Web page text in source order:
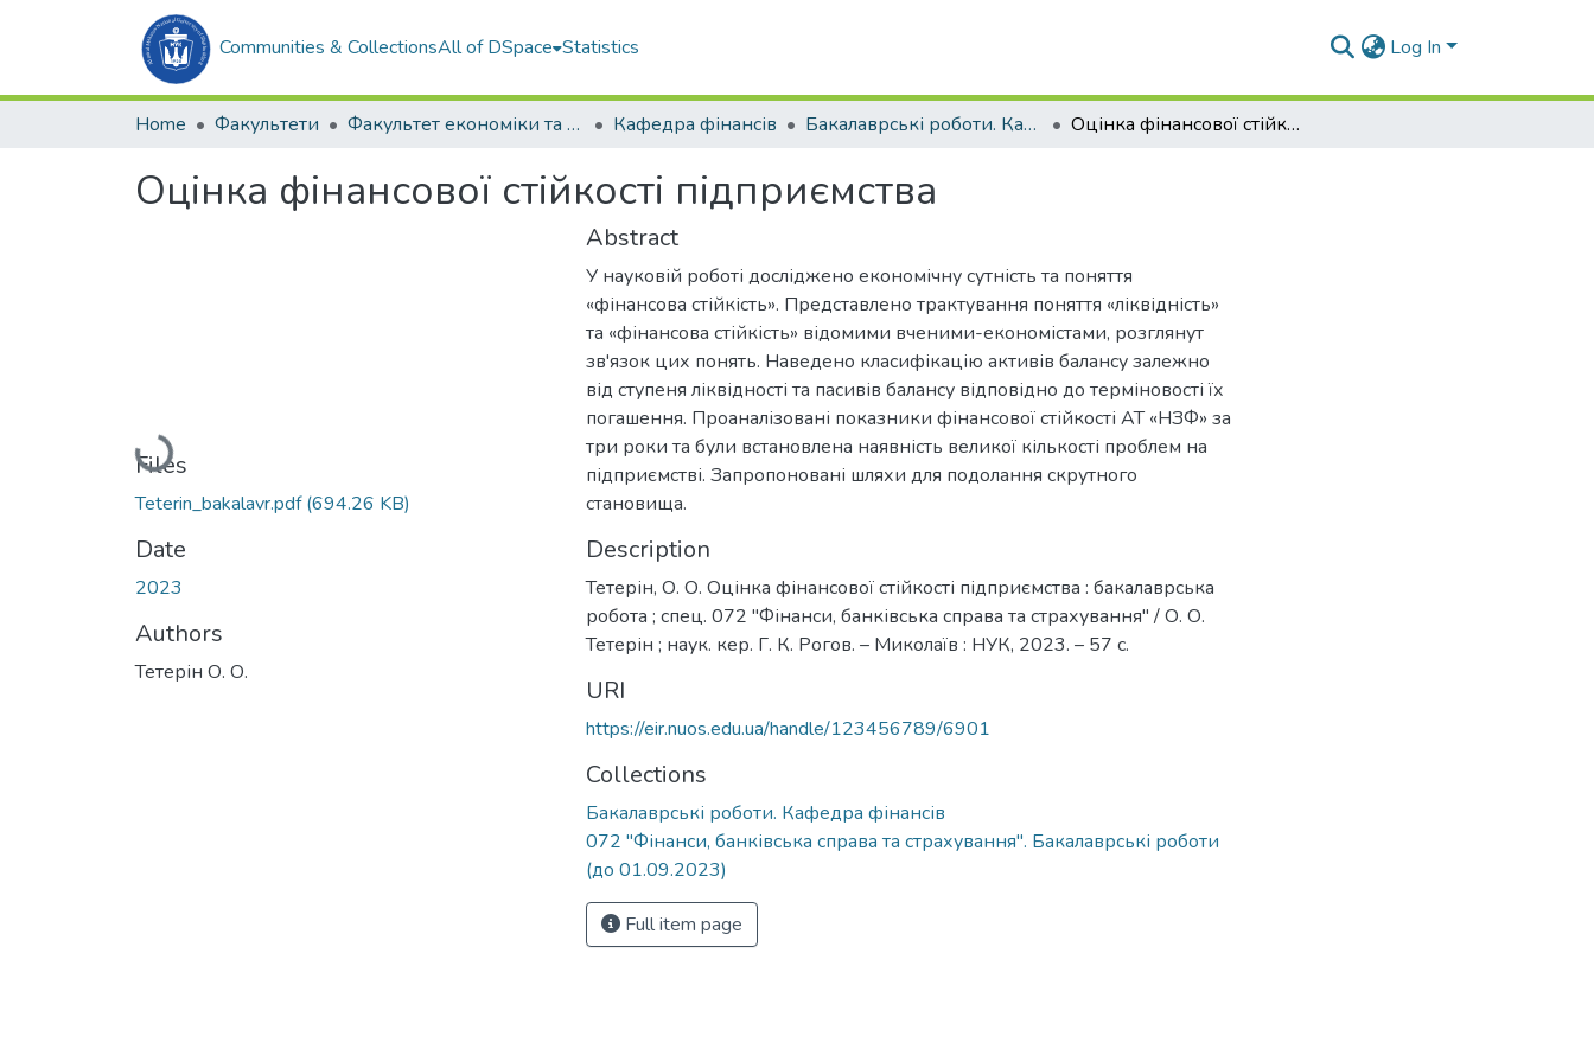
Communities & CollectionsAll of DSpace Statistics Log In
Home Факультети Факультет економіки та екології моря (ФЕЕМ) Кафедра фінансів Бакалаврські роботи. Кафедра фінансів Оцінка фінансової стійкості підприємства
Оцінка фінансової стійкості підприємства
Loading...
Files
Teterin_bakalavr.pdf(694.26 KB)
Date
2023
Authors
Тетерін О. О.
Abstract
У науковій роботі досліджено економічну сутність та поняття
«фінансова стійкість». Представлено трактування поняття «ліквідність»
та «фінансова стійкість» відомими вченими-економістами, розглянут
зв'язок цих понять. Наведено класифікацію активів балансу залежно
від ступеня ліквідності та пасивів балансу відповідно до терміновості їх
погашення. Проаналізовані показники фінансової стійкості АТ «НЗФ» за
три роки та були встановлена наявність великої кількості проблем на
підприємстві. Запропоновані шляхи для подолання скрутного
становища.
Description
Тетерін, О. О. Оцінка фінансової стійкості підприємства : бакалаврська
робота ; спец. 072 "Фінанси, банківська справа та страхування" / О. О.
Тетерін ; наук. кер. Г. К. Рогов. – Миколаїв : НУК, 2023. – 57 с.
URI
https://eir.nuos.edu.ua/handle/123456789/6901
Collections
Бакалаврські роботи. Кафедра фінансів
072 "Фінанси, банківська справа та страхування". Бакалаврські роботи
(до 01.09.2023)
Full item page